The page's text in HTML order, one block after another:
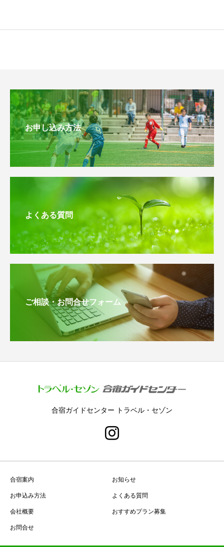
お申し込み方法
よくある質問
ご相談・お問合せフォーム
合宿ガイドセンター トラベル・セゾン
合宿案内 お知らせ
お申込み方法 よくある質問
会社概要 おすすめプラン募集
お問合せ